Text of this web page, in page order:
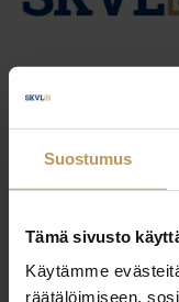
Suostumus
Tämä sivusto
Käytämme
räätälöimiseen,
Marjo